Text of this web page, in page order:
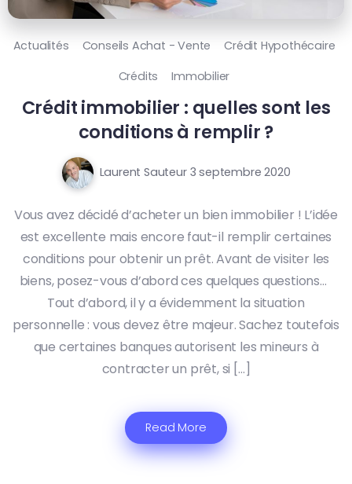
Actualités Conseils Achat - Vente
Crédit Hypothécaire
Crédits
Immobilier
Crédit immobilier : quelles sont les
conditions à remplir ?
Laurent Sauteur 3 septembre 2020
Vous avez décidé d’acheter un bien immobilier ! L’idée
est excellente mais encore faut-il remplir certaines
conditions pour obtenir un prêt. Avant de visiter les
biens, posez-vous d’abord ces quelques questions…
Tout d’abord, il y a évidemment la situation
personnelle : vous devez être majeur. Sachez toutefois
que certaines banques autorisent les mineurs à
contracter un prêt, si […]
Read More